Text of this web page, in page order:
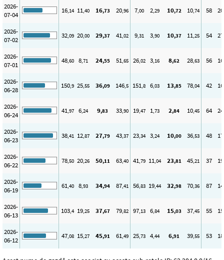
2026-
07-04
16,14 11,40 16,73 20,96 7,00 2,29 10,72 10,74 58 20
2026-
07-02
32,09 20,00 29,37 41,02 9,31 3,90 10,37 11,25 54 27
2026-
07-01
48,60 8,71 24,55 51,65 26,02 3,16 8,62 28,63 56 16
2026-
06-28
150,9 25,55 36,09 146,5 151,8 6,03 13,85 78,04 42 16
2026-
06-24
41,97 6,24 9,83 33,90 19,47 1,73 2,84 10,45 64 24
2026-
06-23
38,41 12,87 27,79 43,37 23,34 3,24 10,00 36,53 48 17
2026-
06-22
78,50 20,26 50,11 63,40 41,79 11,04 23,81 45,21 37 19
2026-
06-19
61,40 8,93 34,94 87,41 56,83 19,44 32,98 70,36 87 14
2026-
06-13
103,4 19,25 37,67 79,82 97,13 6,84 15,03 37,45 55 15
2026-
06-12
47,08 15,27 45,91 61,49 25,73 4,44 6,91 39,55 53 18